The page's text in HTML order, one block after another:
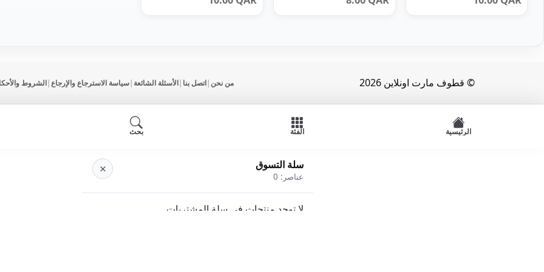
© قطوف مارت اونلاين 2026 من نحن |اتصل بنا |الأسئلة الشائعة |سياسة الاسترجاع والإرجاع|الشروط
الرئيسية الفئة بحث
سلة التسوق
عناصر: 0
×
لا توجد منتجات في سلة المشتريات.